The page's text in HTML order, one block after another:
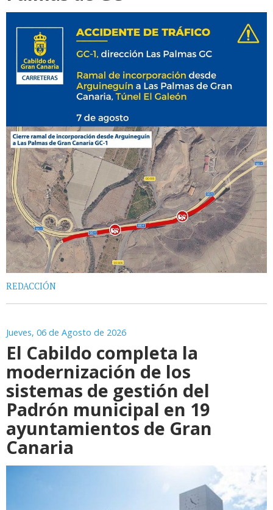
REDACCIÓN
Jueves, 06 de Agosto de 2026
El Cabildo completa la
modernización de los
sistemas de gestión del
Padrón municipal en 19
ayuntamientos de Gran
Canaria